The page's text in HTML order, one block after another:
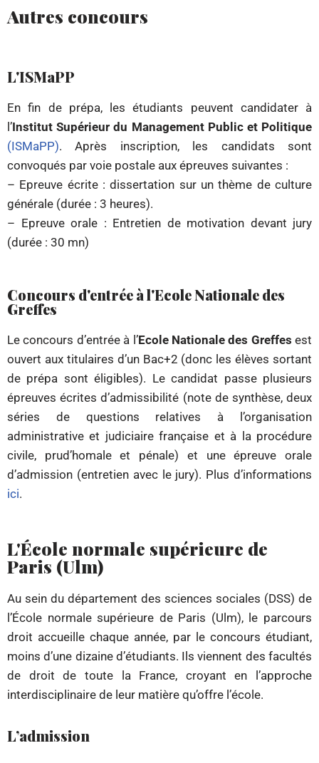
Autres concours
L'ISMaPP
En fin de prépa, les étudiants peuvent candidater à
l’Institut Supérieur du Management Public et Politique
(ISMaPP). Après inscription, les candidats sont
convoqués par voie postale aux épreuves suivantes :
– Epreuve écrite : dissertation sur un thème de culture
générale (durée : 3 heures).
– Epreuve orale : Entretien de motivation devant jury
(durée : 30 mn)
Concours d'entrée à l'Ecole Nationale des
Greffes
Le concours d’entrée à l’Ecole Nationale des Greffes est
ouvert aux titulaires d’un Bac+2 (donc les élèves sortant
de prépa sont éligibles). Le candidat passe plusieurs
épreuves écrites d’admissibilité (note de synthèse, deux
séries de questions relatives à l’organisation
administrative et judiciaire française et à la procédure
civile, prud’homale et pénale) et une épreuve orale
d’admission (entretien avec le jury). Plus d’informations
ici.
L'École normale supérieure de
Paris (Ulm)
Au sein du département des sciences sociales (DSS) de
l’École normale supérieure de Paris (Ulm), le parcours
droit accueille chaque année, par le concours étudiant,
moins d’une dizaine d’étudiants. Ils viennent des facultés
de droit de toute la France, croyant en l’approche
interdisciplinaire de leur matière qu’offre l’école.
L’admission